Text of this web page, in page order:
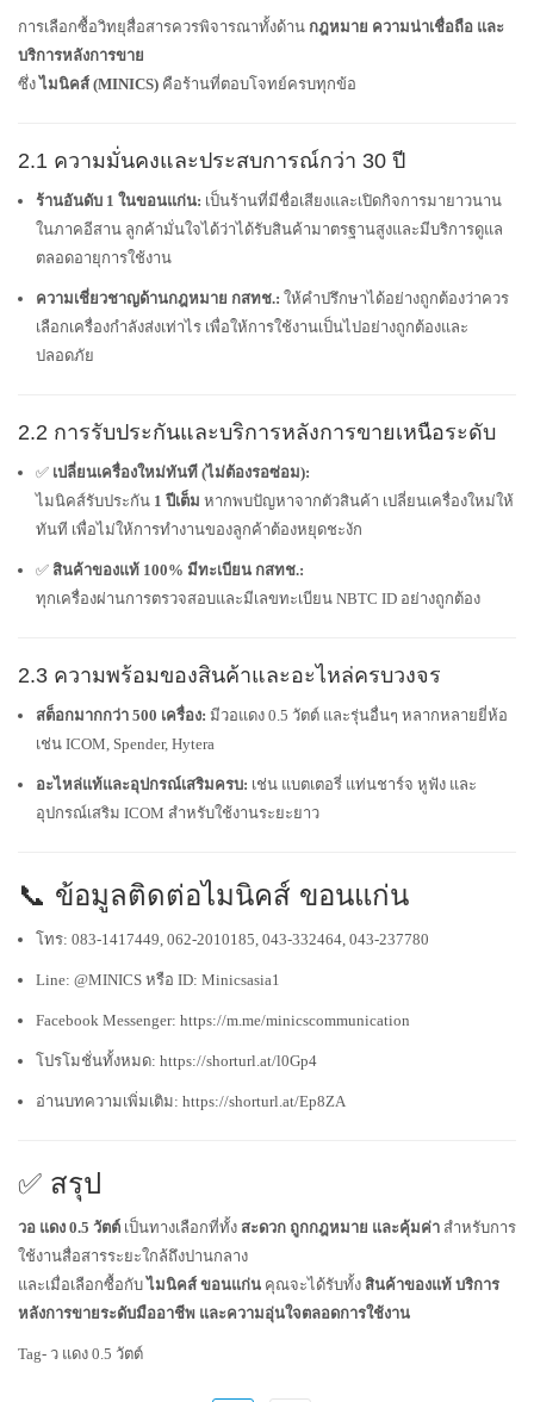
การเลือกซื้อวิทยุสื่อสารควรพิจารณาทั้งด้าน กฎหมาย ความน่าเชื่อถือ และ
บริการหลังการขาย
ซึ่งไมนิคส์ (MINICS) คือร้านที่ตอบโจทย์ครบทุกข้อ
2.1 ความมั่นคงและประสบการณ์กว่า 30 ปี
ร้านอันดับ 1 ในขอนแก่น: เป็นร้านที่มีชื่อเสียงและเปิดกิจการมายาวนาน
ในภาคอีสาน ลูกค้ามั่นใจได้ว่าได้รับสินค้ามาตรฐานสูงและมีบริการดูแล
ตลอดอายุการใช้งาน
ความเชี่ยวชาญด้านกฎหมาย กสทช.: ให้คำปรึกษาได้อย่างถูกต้องว่าควร
เลือกเครื่องกำลังส่งเท่าไร เพื่อให้การใช้งานเป็นไปอย่างถูกต้องและ
ปลอดภัย
2.2 การรับประกันและบริการหลังการขายเหนือระดับ
✅ เปลี่ยนเครื่องใหม่ทันที (ไม่ต้องรอซ่อม):
ไมนิคส์รับประกัน 1 ปีเต็ม หากพบปัญหาจากตัวสินค้า เปลี่ยนเครื่องใหม่ให้
ทันที เพื่อไม่ให้การทำงานของลูกค้าต้องหยุดชะงัก
✅ สินค้าของแท้ 100% มีทะเบียน กสทช.:
ทุกเครื่องผ่านการตรวจสอบและมีเลขทะเบียน NBTC ID อย่างถูกต้อง
2.3 ความพร้อมของสินค้าและอะไหล่ครบวงจร
สต็อกมากกว่า 500 เครื่อง: มีวอแดง 0.5 วัตต์ และรุ่นอื่นๆ หลากหลายยี่ห้อ
เช่น ICOM, Spender, Hytera
อะไหล่แท้และอุปกรณ์เสริมครบ: เช่น แบตเตอรี่ แท่นชาร์จ หูฟัง และ
อุปกรณ์เสริม ICOM สำหรับใช้งานระยะยาว
📞 ข้อมูลติดต่อไมนิคส์ ขอนแก่น
โทร: 083-1417449, 062-2010185, 043-332464, 043-237780
Line: @MINICS หรือ ID: Minicsasia1
Facebook Messenger: https://m.me/minicscommunication
โปรโมชั่นทั้งหมด: https://shorturl.at/l0Gp4
อ่านบทความเพิ่มเติม: https://shorturl.at/Ep8ZA
✅ สรุป
วอ แดง 0.5 วัตต์ เป็นทางเลือกที่ทั้ง สะดวก ถูกกฎหมาย และคุ้มค่า สำหรับการ
ใช้งานสื่อสารระยะใกล้ถึงปานกลาง
และเมื่อเลือกซื้อกับไมนิคส์ ขอนแก่น คุณจะได้รับทั้ง สินค้าของแท้ บริการ
หลังการขายระดับมืออาชีพ และความอุ่นใจตลอดการใช้งาน
Tag- ว แดง 0.5 วัตต์